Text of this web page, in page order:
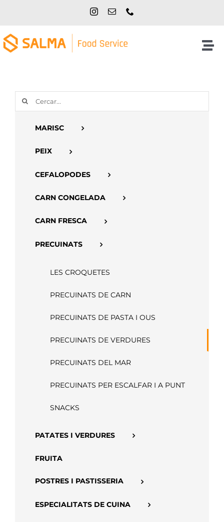
content
CATÀLEGS
Cerca
…
MARISC
PEIX
CEFALOPODES
CARN CONGELADA
CARN FRESCA
PRECUINATS
LES CROQUETES
PRECUINATS DE CARN
PRECUINATS DE PASTA I OUS
PRECUINATS DE VERDURES
PRECUINATS DEL MAR
PRECUINATS PER ESCALFAR I A PUNT
SNACKS
PATATES I VERDURES
FRUITA
POSTRES I PASTISSERIA
ESPECIALITATS DE CUINA